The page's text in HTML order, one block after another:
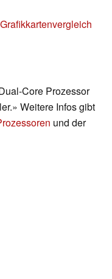
Core Prozessor
Weitere Infos gibt
und der